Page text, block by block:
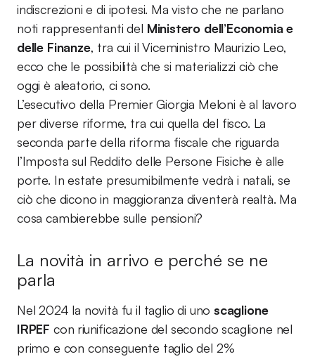
indiscrezioni e di ipotesi. Ma visto che ne parlano
noti rappresentanti del Ministero dell’Economia e
delle Finanze, tra cui il Viceministro Maurizio Leo,
ecco che le possibilità che si materializzi ciò che
oggi è aleatorio, ci sono.
L’esecutivo della Premier Giorgia Meloni è al lavoro
per diverse riforme, tra cui quella del fisco. La
seconda parte della riforma fiscale che riguarda
l’Imposta sul Reddito delle Persone Fisiche è alle
porte. In estate presumibilmente vedrà i natali, se
ciò che dicono in maggioranza diventerà realtà. Ma
cosa cambierebbe sulle pensioni?
La novità in arrivo e perché se ne
parla
Nel 2024 la novità fu il taglio di uno scaglione
IRPEF con riunificazione del secondo scaglione nel
primo e con conseguente taglio del 2%